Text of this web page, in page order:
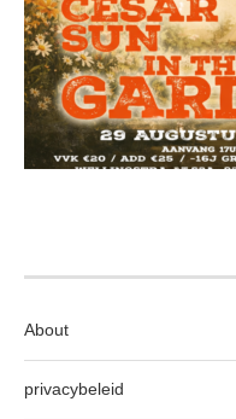
About
privacybeleid